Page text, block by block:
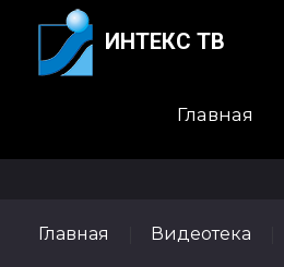
ИНТЕКС ТВ
Главная
Главная Видеотека